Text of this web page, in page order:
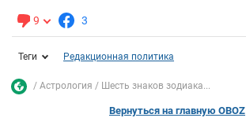
9 3
Теги Редакционная политика
Астрология Шесть знаков зодиака...
Вернуться на главную OBOZ